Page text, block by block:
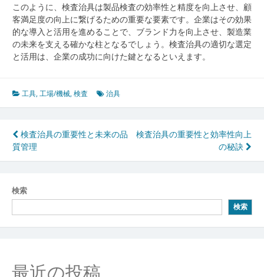
このように、検査治具は製品検査の効率性と精度を向上させ、顧
客満足度の向上に繋げるための重要な要素です。企業はその効果
的な導入と活用を進めることで、ブランド力を向上させ、製造業
の未来を支える確かな柱となるでしょう。検査治具の適切な選定
と活用は、企業の成功に向けた鍵となるといえます。
工具,工場/機械,検査 治具
投
稿
ビ
ゲ
ー
検査治具の重要性と未来の品
質管理
検査治具の重要性と効率性向上
の秘訣
検索
検索
最近の投稿